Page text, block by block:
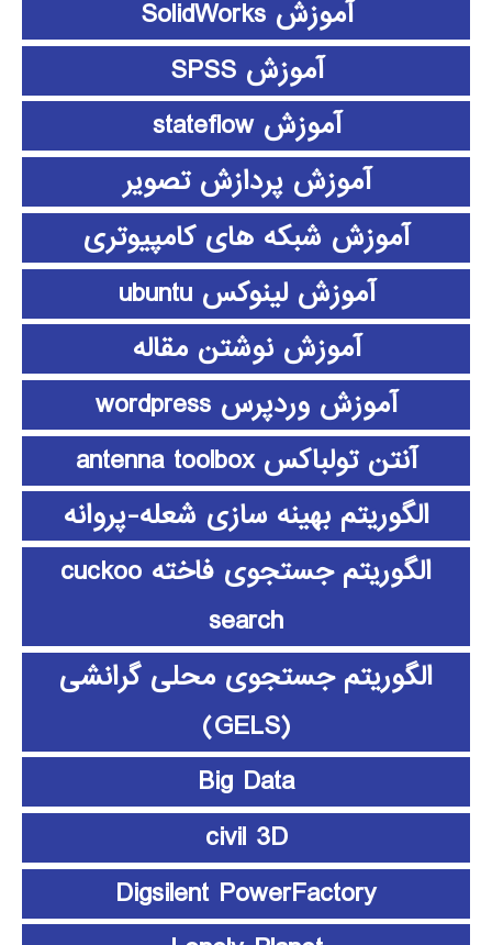
آموزش SolidWorks
آموزش SPSS
آموزش stateflow
آموزش پردازش تصویر
آموزش شبکه های کامپیوتری
آموزش لینوکس ubuntu
آموزش نوشتن مقاله
آموزش وردپرس wordpress
آنتن تولباکس antenna toolbox
الگوریتم بهینه سازی شعله-پروانه
الگوریتم جستجوی فاخته cuckoo
search
الگوریتم جستجوی محلی گرانشی
(GELS)
Big Data
civil 3D
Digsilent PowerFactory